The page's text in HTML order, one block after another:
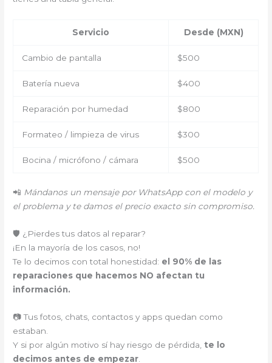
Servicio Desde (MXN)
Cambio de pantalla $500
Batería nueva $400
Reparación por humedad $800
Formateo / limpieza de virus $300
Bocina / micrófono / cámara $500
📲 Mándanos un mensaje por WhatsApp con el modelo y
el problema y te damos el precio exacto sin compromiso.
🛡️ ¿Pierdes tus datos al reparar?
¡En la mayoría de los casos, no!
Te lo decimos con total honestidad: el 90% de las
reparaciones que hacemos NO afectan tu
información.
📷 Tus fotos, chats, contactos y apps quedan como
estaban.
Y si por algún motivo sí hay riesgo de pérdida, te lo
decimos antes de empezar